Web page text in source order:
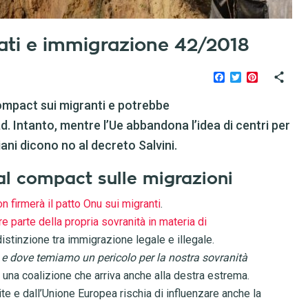
e immigrazione 42/2018
Facebook
TwitterPinterest
sui migranti e potrebbe
Intanto, mentre l’Ue abbandona l’idea di centri per
dicono no al decreto Salvini.
compact sulle migrazioni
firmerà il patto Onu sui migranti.
parte della propria sovranità in materia di
tra immigrazione legale e illegale.
dove temiamo un pericolo per la nostra sovranità
coalizione che arriva anche alla destra estrema.
e dall’Unione Europea rischia di influenzare anche la